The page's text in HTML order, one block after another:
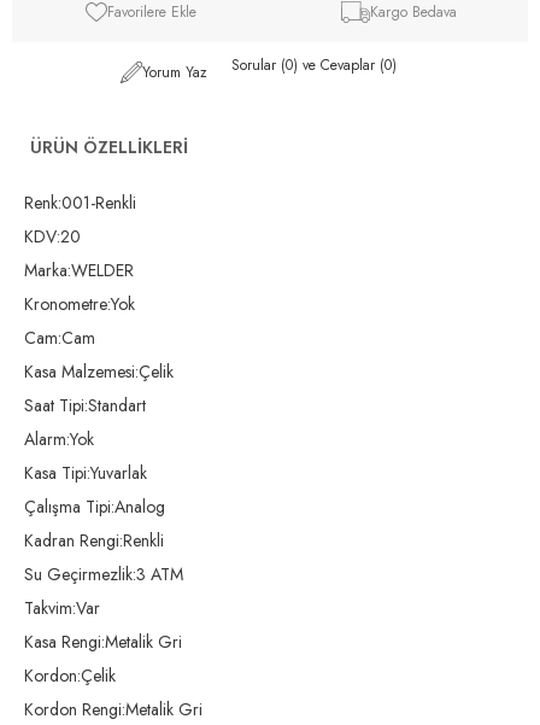
Favorilere Ekle Kargo Bedava
Yorum Yaz Sorular (0) ve Cevaplar (0)
ÜRÜN ÖZELLIKLERI
Renk:001-Renkli
KDV:20
Marka:WELDER
Kronometre:Yok
Cam:Cam
Kasa Malzemesi:Çelik
Saat Tipi:Standart
Alarm:Yok
Kasa Tipi:Yuvarlak
Çalışma Tipi:Analog
Kadran Rengi:Renkli
Su Geçirmezlik:3 ATM
Takvim:Var
Kasa Rengi:Metalik Gri
Kordon:Çelik
Kordon Rengi:Metalik Gri